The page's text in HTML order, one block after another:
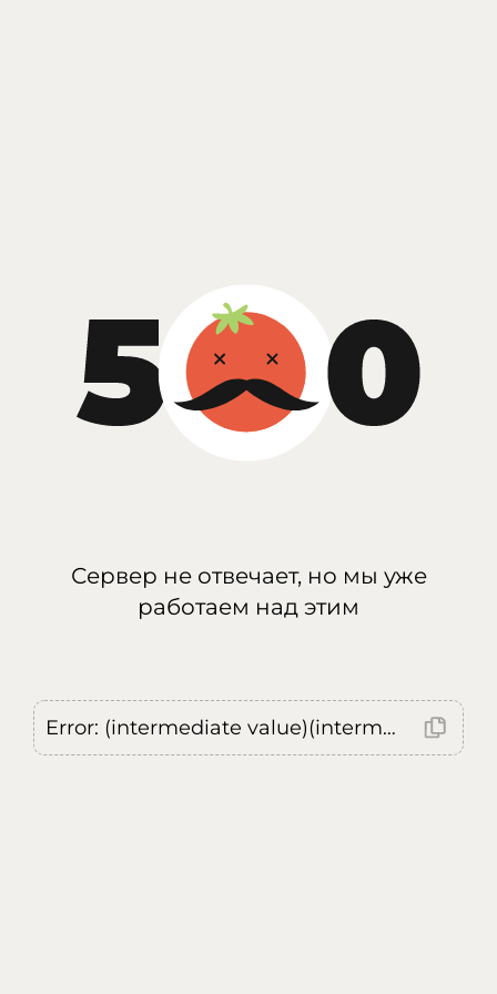
Сервер не отвечает, но мы уже
работаем над этим
Error: (intermediate value)(intermediate value)(intermediate value).replaceAll is not a function